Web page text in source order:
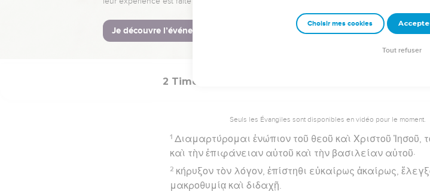
17 ἵνα ἄρτιος ᾖ ὁ τοῦ θεοῦ ἄνθρωπος, πρὸς πᾶν ἔργον
Hébreu : © Westminster Leningrad Codex - tanach.us --- Grec : © 2010 by the
2 Timothée
Seuls les Évangiles sont disponibles en vidéo pour le moment.
1 Διαμαρτύρομαι ἐνώπιον τοῦ θεοῦ καὶ Χριστοῦ Ἰησοῦ,
καὶ τὴν ἐπιφάνειαν αὐτοῦ καὶ τὴν βασιλείαν αὐτοῦ·
2 κήρυξον τὸν λόγον, ἐπίστηθι εὐκαίρως ἀκαίρως,
μακροθυμίᾳ καὶ διδαχῇ.
Choisir mes cookies
Tout refuser